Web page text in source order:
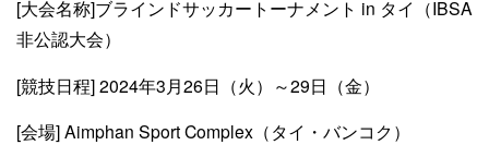
[大会名称]ブラインドサッカートーナメント in タイ（IBSA
非公認大会）
[競技日程] 2024年3月26日（火）～29日（金）
[会場] Aimphan Sport Complex（タイ・バンコク）